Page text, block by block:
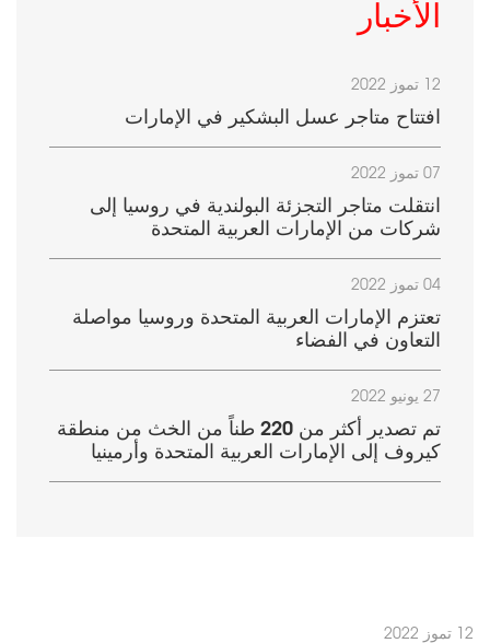
الأخبار
12 تموز 2022
افتتاح متاجر عسل البشكير في الإمارات
07 تموز 2022
انتقلت متاجر التجزئة البولندية في روسيا إلى
شركات من الإمارات العربية المتحدة
04 تموز 2022
تعتزم الإمارات العربية المتحدة وروسيا مواصلة
التعاون في الفضاء
27 يونيو 2022
تم تصدير أكثر من 220 طناً من الخث من منطقة
كيروف إلى الإمارات العربية المتحدة وأرمينيا
12 تموز 2022